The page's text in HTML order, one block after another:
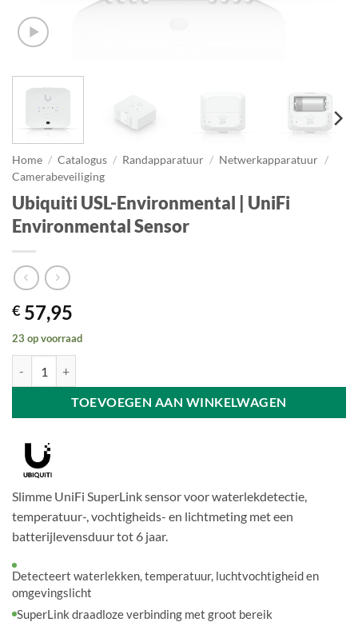
Home / Catalogus / Randapparatuur / Netwerkapparatuur /
Camerabeveiliging
Ubiquiti USL-Environmental | UniFi
Environmental Sensor
€ 57,95
23 op voorraad
TOEVOEGEN AAN WINKELWAGEN
Slimme UniFi SuperLink sensor voor waterlekdetectie,
temperatuur-, vochtigheids- en lichtmeting met een
batterijlevensduur tot 6 jaar.
Detecteert waterlekken, temperatuur, luchtvochtigheid en
omgevingslicht
SuperLink draadloze verbinding met groot bereik